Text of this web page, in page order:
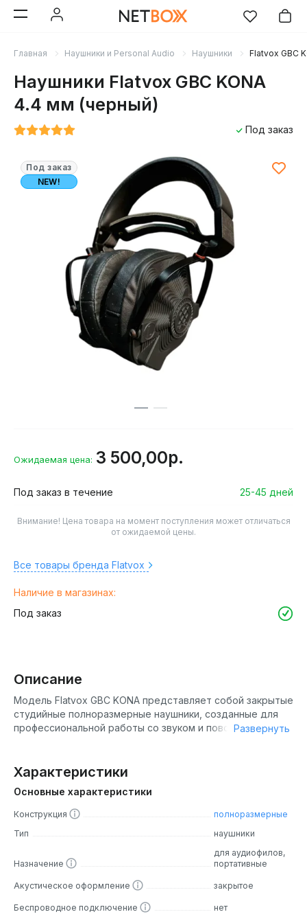
Главная Наушники и Personal Audio Наушники Flatvox GBC
Наушники Flatvox GBC KONA
4.4 мм (черный)
Под заказ
Под заказ
NEW!
Ожидаемая цена: 3 500,00р.
Под заказ в течение 25-45 дней
Внимание! Цена товара на момент поступления может отличаться
от ожидаемой цены.
Все товары бренда Flatvox
Наличие в магазинах:
Под заказ
Описание
Модель Flatvox GBC KONA представляет собой закрытые
студийные полноразмерные наушники, созданные для
профессиональной работы со звуком и повседневного
так и на требовательных меломанов, ценящих
сбалансированное и детализированное звучание.
Наушники были анонсированы на выставке портативной
аудиотехники, где и были представлены как новинка для
Название KONA отражает философию устройства —
объединение профессиональной точности мониторных
наушников и эмоциональной вовлечённости,
характерной для Hi-Fi моделей. Flatvox GBC KONA
призваны стать инструментом для тех, кто ищет
Развернуть
Характеристики
Основные характеристики
Конструкция
полноразмерные
Тип
наушники
Назначение
для аудиофилов,
портативные
Акустическое оформление закрытое
Беспроводное подключение
нет